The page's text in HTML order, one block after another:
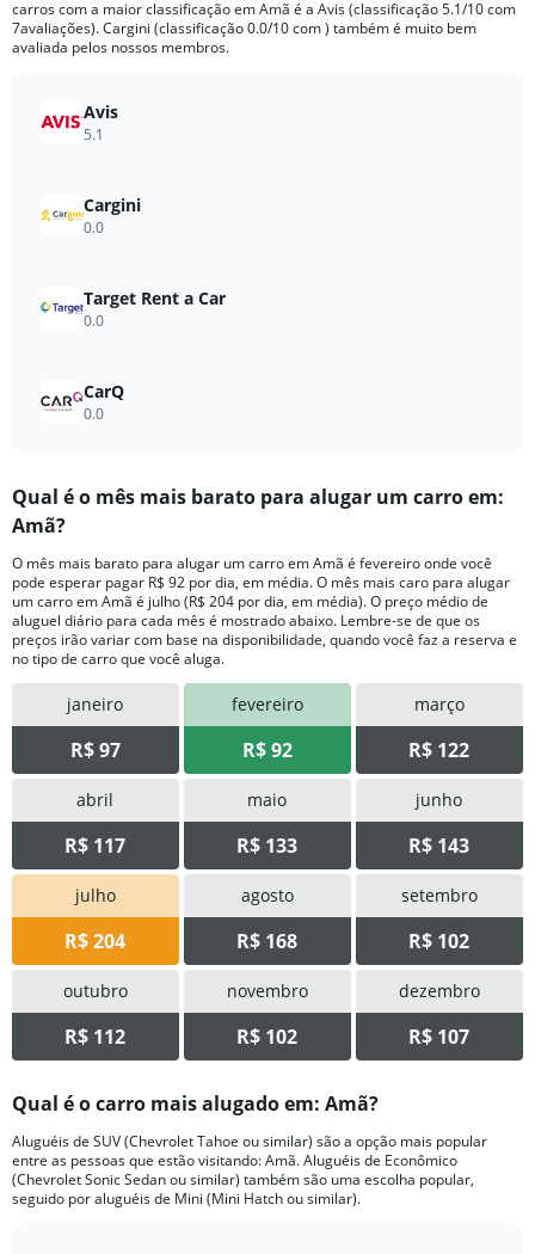
chart
has
axis
displaying
to
carros com a maior classificação em Amã é a Avis (classificação 5.1/10 com
7avaliações). Cargini (classificação 0.0/10 com ) também é muito bem
avaliada pelos nossos membros.
Avis
5.1
Cargini
0.0
Target Rent a Car
0.0
CarQ
0.0
Qual ​é o mês mais barato para alugar um carro em:
Amã?
O mês mais barato para alugar um carro em Amã é fevereiro onde você
pode esperar pagar R$ 92 por dia, em média. O mês mais caro para alugar
um carro em Amã é julho (R$ 204 por dia, em média). O preço médio de
aluguel diário para cada mês é mostrado abaixo. Lembre-se de que os
preços irão variar com base na disponibilidade, quando você faz a reserva e
no tipo de carro que você aluga.
janeiro
R$ 97
fevereiro
R$ 92
março
R$ 122
abril
R$ 117
maio
R$ 133
junho
R$ 143
julho
R$ 204
agosto
R$ 168
setembro
R$ 102
outubro
R$ 112
novembro
R$ 102
dezembro
R$ 107
Qual é o carro mais alugado em: Amã?
Aluguéis de SUV (Chevrolet Tahoe ou similar) são a opção mais popular
entre as pessoas que estão visitando: Amã. Aluguéis de Econômico
(Chevrolet Sonic Sedan ou similar) também são uma escolha popular,
seguido por aluguéis de Mini (Mini Hatch ou similar).